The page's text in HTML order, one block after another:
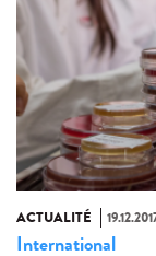
ACTUALITÉ
International